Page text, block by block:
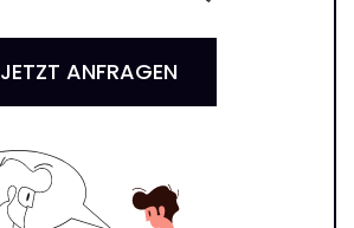
JETZT ANFRAGEN